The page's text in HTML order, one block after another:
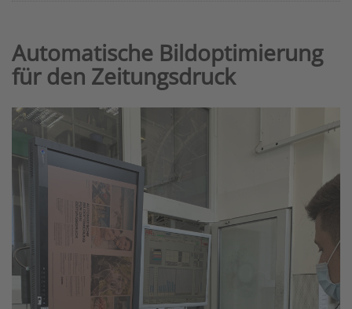
Automatische Bildoptimierung
für den Zeitungsdruck